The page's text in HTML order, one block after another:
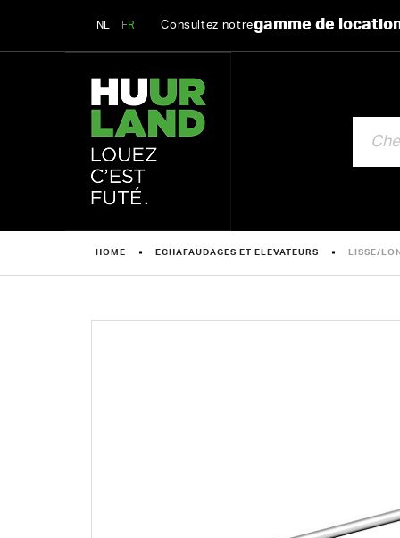
NL FR Consultez notregamme de
HOME ECHAFAUDAGES ET ELEVATEURS LISSE/